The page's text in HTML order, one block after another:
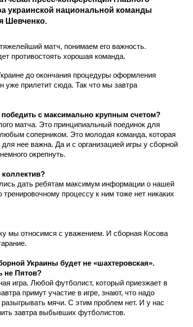
украинской национальной команды
Шевченко.
матч, понимаем его важность.
противостоять хорошая команда.
до окончания процедуры оформления
уже прилетит сюда. Так что мы завтра
с максимально крупным счетом?
матча. Это принципиальный поединок для
соперником. Это молодая команда, которая
нее важна. Да и с организацией игры у сборной
окрепнуть.
дать ребятам максимум информации о нашей
процессу к ним тоже нет никаких
мы относимся с уважением. И сборная Косова
Украины будет не «шахтеровская».
не Пятов?
игра. Любой футболист, который приезжает в
примут участие в игре, знают, что надо
мячи. С этим проблем нет. И у нас
завтра выбывших футболистов.